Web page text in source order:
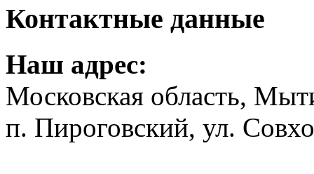
Контактные данные
Наш адрес:
Московская область,
п. Пироговский, ул.